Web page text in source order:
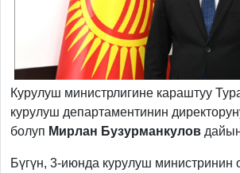
Курулуш министрлигине караштуу
курулуш департаментинин
болуп Мирлан Бузурманкулов
Бүгүн, 3-июнда курулуш министринин